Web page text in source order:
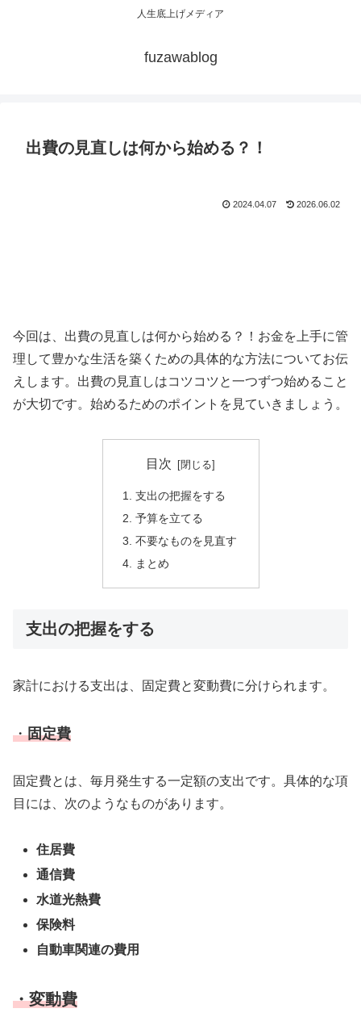
人生底上げメディア
fuzawablog
出費の見直しは何から始める？！
2024.04.07 2026.06.02
今回は、出費の見直しは何から始める？！お金を上手に管
理して豊かな生活を築くための具体的な方法についてお伝
えします。出費の見直しはコツコツと一つずつ始めること
が大切です。始めるためのポイントを見ていきましょう。
目次
支出の把握をする
予算を立てる
不要なものを見直す
まとめ
支出の把握をする
家計における支出は、固定費と変動費に分けられます。
・固定費
固定費とは、毎月発生する一定額の支出です。具体的な項
目には、次のようなものがあります。
住居費
通信費
水道光熱費
保険料
自動車関連の費用
・変動費